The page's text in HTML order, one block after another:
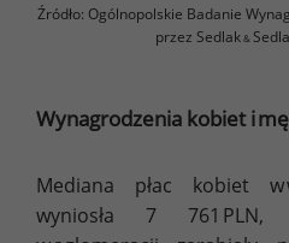
Źródło: Ogólnopolskie Badanie
przez Sedlak&
Wynagrodzenia kobiet i
Mediana płac kobiet w
wyniosła 7 761 PLN,